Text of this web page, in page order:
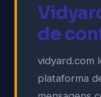
de
vidyard.com
plataforma